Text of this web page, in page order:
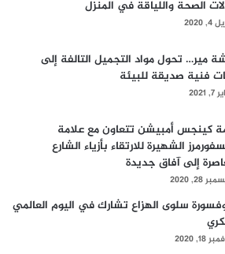
من عملية التصميم لتوفير موقع
مع أدوات توجيهية وخدمات خاصة مثل
تتطلع سيدار إلى دمج قوة المنصات
بالتجزئة مستقبلاً، وفي هذا الإطار علّق
الإلكترونية تطوراً ملحوظاً خلال سنة
الأكثر تشويقاً في مجال التكنولوجيا الرقمية
قدرة فريق العمل على تقديم خدمة
واسع من خلال العروض الرقمية. كما
عدد من العملاء على الإنترنت، وتجاوز
اتالبيع بالتجزئة وتقديم منتجات إضافية
وضعه على شاشات العرض، إلى جانب
زيادة مبيعاتنا.”
الصحة واللياقة في المنزل
2020
مير… تحول مواد التجميل التالفة إلى
فنية صديقة للبيئة
2021
كينجس أمبيشن تتعاون مع علامة
الشهيرة للارتقاء بأزياء الشارع
إلى آفاق جديدة
28, 2020
سلوى الهزاع تشارك في اليوم العالمي
18, 2020